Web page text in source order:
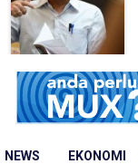
NEWS EKONOMI